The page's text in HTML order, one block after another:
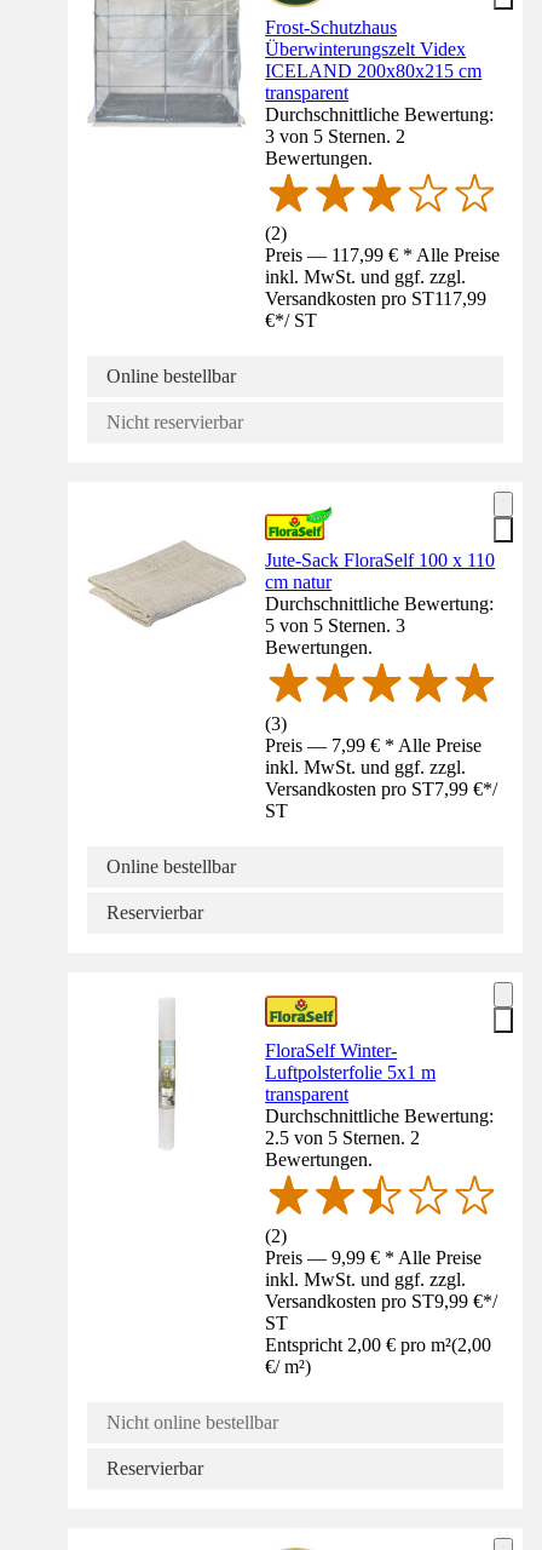
Frost-Schutzhaus
Überwinterungszelt Videx
ICELAND 200x80x215 cm
transparent
Durchschnittliche Bewertung:
3 von 5 Sternen. 2
Bewertungen.
(2)
Preis — 117,99 € * Alle Preise
inkl. MwSt. und ggf. zzgl.
Versandkosten pro ST117,99
€*/ ST
Online bestellbar
Nicht reservierbar
Jute-Sack FloraSelf 100 x 110
cm natur
Durchschnittliche Bewertung:
5 von 5 Sternen. 3
Bewertungen.
(3)
Preis — 7,99 € * Alle Preise
inkl. MwSt. und ggf. zzgl.
Versandkosten pro ST7,99 €*/
ST
Online bestellbar
Reservierbar
FloraSelf Winter-
Luftpolsterfolie 5x1 m
transparent
Durchschnittliche Bewertung:
2.5 von 5 Sternen. 2
Bewertungen.
(2)
Preis — 9,99 € * Alle Preise
inkl. MwSt. und ggf. zzgl.
Versandkosten pro ST9,99 €*/
ST
Entspricht 2,00 € pro m²(2,00
€/ m²)
Nicht online bestellbar
Reservierbar